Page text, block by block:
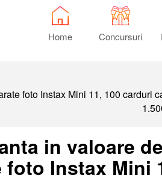
Home Concursuri
foto Instax Mini 11, 100 carduri
in valoare
Instax Mini